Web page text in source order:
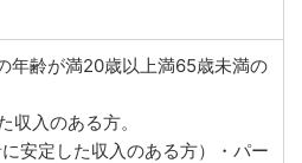
年齢が満20歳以上満65歳未満の
収入のある方。
安定した収入のある方）・パー